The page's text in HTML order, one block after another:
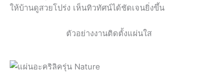
ให้บ้านดูสวยโปร่ง เห็นทิวทัศน์ได้ชัดเจนยิ่งขึ้น
ตัวอย่างงานติดตั้งแผ่นใส